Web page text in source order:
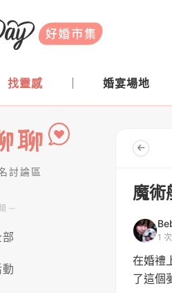
好婚市集
找靈感 婚宴場地
討論區
部
動
魔術
1
在婚禮
了這個